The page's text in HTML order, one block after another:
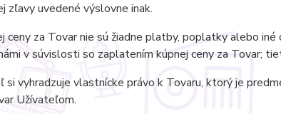
zľavy uvedené výslovne inak.
za Tovar nie sú žiadne platby, poplatky alebo
v súvislosti so zaplatením kúpnej ceny za Tovar;
vyhradzuje vlastnícke právo k Tovaru, ktorý je
Užívateľom.